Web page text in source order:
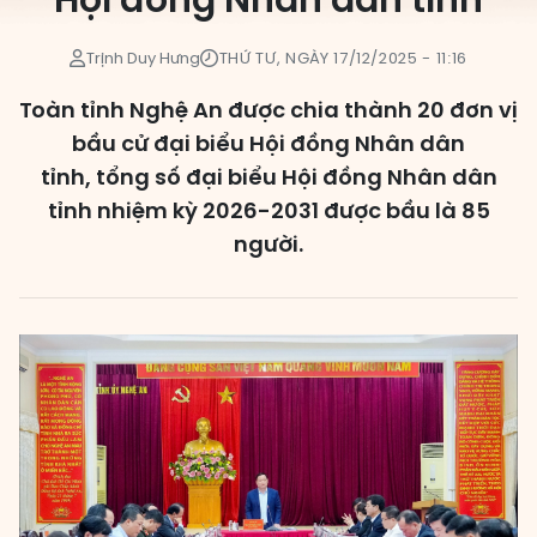
HĐND cấp tỉnh, thành phố
Trịnh Duy Hưng THỨ TƯ, NGÀY 17/12/2025 - 11:16
Toàn tỉnh Nghệ An được chia thành 20 đơn vị
bầu cử đại biểu Hội đồng Nhân dân
tỉnh, tổng số đại biểu Hội đồng Nhân dân
tỉnh nhiệm kỳ 2026-2031 được bầu là 85
người.